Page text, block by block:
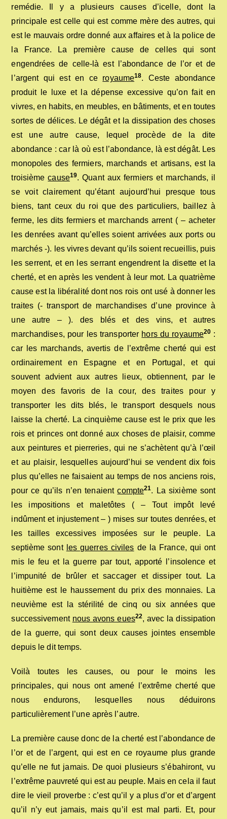
remédie. Il y a plusieurs causes d’icelle, dont la
principale est celle qui est comme mère des autres, qui
est le mauvais ordre donné aux affaires et à la police de
la France. La première cause de celles qui sont
engendrées de celle-là est l’abondance de l’or et de
l’argent qui est en ce royaume18. Ceste abondance
produit le luxe et la dépense excessive qu’on fait en
vivres, en habits, en meubles, en bâtiments, et en toutes
sortes de délices. Le dégât et la dissipation des choses
est une autre cause, lequel procède de la dite
abondance : car là où est l’abondance, là est dégât. Les
monopoles des fermiers, marchands et artisans, est la
troisièmecause19. Quant aux fermiers et marchands, il
se voit clairement qu’étant aujourd’hui presque tous
biens, tant ceux du roi que des particuliers, baillez à
ferme, les dits fermiers et marchands arrent ( – acheter
les denrées avant qu’elles soient arrivées aux ports ou
marchés -). les vivres devant qu’ils soient recueillis, puis
les serrent, et en les serrant engendrent la disette et la
cherté, et en après les vendent à leur mot. La quatrième
cause est la libéralité dont nos rois ont usé à donner les
traites (- transport de marchandises d’une province à
une autre – ). des blés et des vins, et autres
marchandises, pour les transporter hors du royaume20 :
car les marchands, avertis de l’extrême cherté qui est
ordinairement en Espagne et en Portugal, et qui
souvent advient aux autres lieux, obtiennent, par le
moyen des favoris de la cour, des traites pour y
transporter les dits blés, le transport desquels nous
laisse la cherté. La cinquième cause est le prix que les
rois et princes ont donné aux choses de plaisir, comme
aux peintures et pierreries, qui ne s’achètent qu’à l’œil
et au plaisir, lesquelles aujourd’hui se vendent dix fois
plus qu’elles ne faisaient au temps de nos anciens rois,
pour ce qu’ils n’en tenaientcompte21. La sixième sont
les impositions et maletôtes ( – Tout impôt levé
indûment et injustement – ) mises sur toutes denrées, et
les tailles excessives imposées sur le peuple. La
septième sont les guerres civiles de la France, qui ont
mis le feu et la guerre par tout, apporté l’insolence et
l’impunité de brûler et saccager et dissiper tout. La
huitième est le haussement du prix des monnaies. La
neuvième est la stérilité de cinq ou six années que
successivement nous avons eues22, avec la dissipation
de la guerre, qui sont deux causes jointes ensemble
depuis le dit temps.
Voilà toutes les causes, ou pour le moins les
principales, qui nous ont amené l’extrême cherté que
nous endurons, lesquelles nous déduirons
particulièrement l’une après l’autre.
La première cause donc de la cherté est l’abondance de
l’or et de l’argent, qui est en ce royaume plus grande
qu’elle ne fut jamais. De quoi plusieurs s’ébahiront, vu
l’extrême pauvreté qui est au peuple. Mais en cela il faut
dire le vieil proverbe : c’est qu’il y a plus d’or et d’argent
qu’il n’y eut jamais, mais qu’il est mal parti. Et, pour